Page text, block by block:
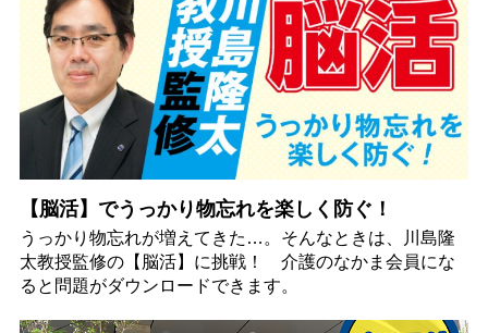
【脳活】でうっかり物忘れを楽しく防ぐ！
うっかり物忘れが増えてきた…。そんなときは、川島隆
太教授監修の【脳活】に挑戦！ 介護のなかま会員にな
ると問題がダウンロードできます。